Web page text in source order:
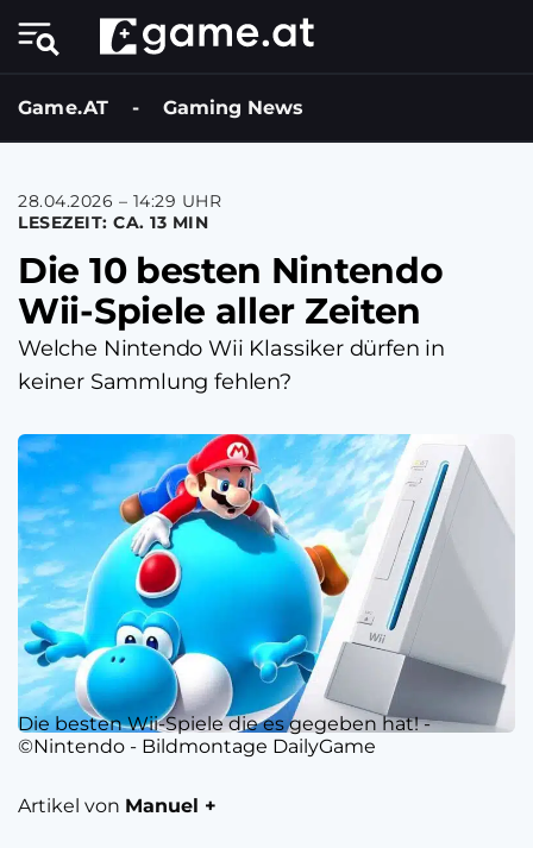
Game.AT - Gaming News
28.04.2026 – 14:29 UHR
LESEZEIT: CA. 13 MIN
Die 10 besten Nintendo
Wii-Spiele aller Zeiten
Welche Nintendo Wii Klassiker dürfen in
keiner Sammlung fehlen?
Die besten Wii-Spiele die es gegeben hat! -
©Nintendo - Bildmontage DailyGame
Artikel von Manuel +